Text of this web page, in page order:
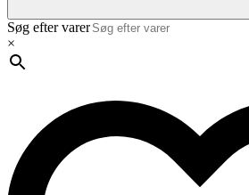
Søg efter varer
×